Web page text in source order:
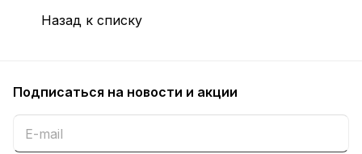
Назад к списку
Подписаться на новости и акции